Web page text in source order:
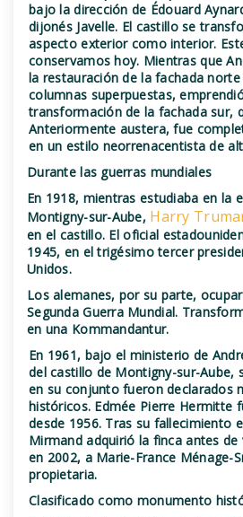
bajo la dirección de Édouard
dijonés Javelle. El castillo se
aspecto exterior como interior.
conservamos hoy. Mientras que
la restauración de la fachada
columnas superpuestas,
transformación de la fachada sur,
Anteriormente austera, fue
en un estilo neorrenacentista de
Durante las guerras mundiales
En 1918, mientras estudiaba en la
Montigny-sur-Aube, Harry
en el castillo. El oficial
1945, en el trigésimo tercer
Unidos.
Los alemanes, por su parte,
Segunda Guerra Mundial.
en una Kommandantur.
En 1961, bajo el ministerio de
del castillo de Montigny-sur-Aube,
en su conjunto fueron declarados
históricos. Edmée Pierre Hermitte
desde 1956. Tras su fallecimiento
Mirmand adquirió la finca antes de
en 2002, a Marie-France Ménage-
propietaria.
Clasificado como monumento